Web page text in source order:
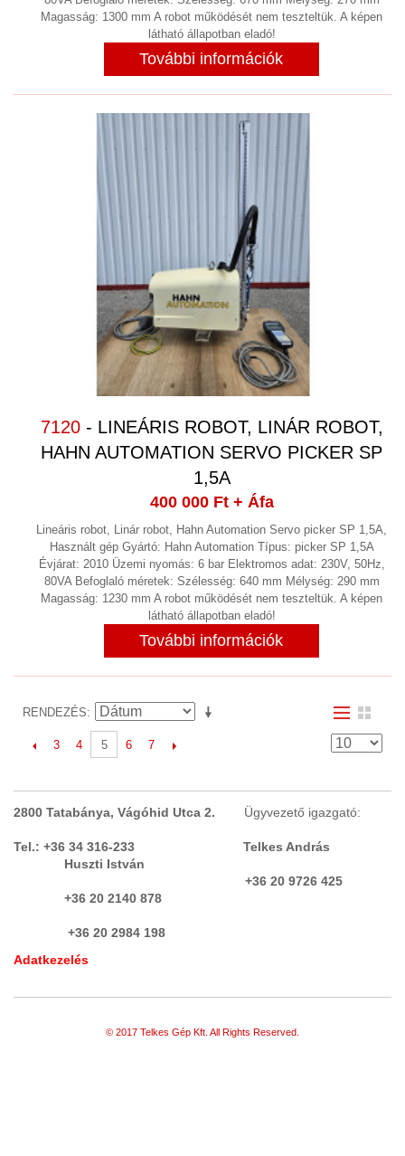
Magasság: 1300 mm A robot működését nem teszteltük. A képen
látható állapotban eladó!
További információk
7120- LINEÁRIS ROBOT, LINÁR ROBOT,
HAHN AUTOMATION SERVO PICKER SP
1,5A
400 000 Ft+ Áfa
Lineáris robot, Linár robot, Hahn Automation Servo picker SP 1,5A,
Használt gép Gyártó: Hahn Automation Típus: picker SP 1,5A
Évjárat: 2010 Üzemi nyomás: 6 bar Elektromos adat: 230V, 50Hz,
80VA Befoglaló méretek: Szélesség: 640 mm Mélység: 290 mm
Magasság: 1230 mm A robot működését nem teszteltük. A képen
látható állapotban eladó!
További információk
RENDEZÉS
3 4 5 6 7
2800 Tatabánya, Vágóhid Utca 2. Ügyvezető igazgató:
Tel.: +36 34 316-233 Telkes András
Huszti István
+36 20 9726 425
+36 20 2140 878
+36 20 2984 198
Adatkezelés
© 2017 Telkes Gép Kft. All Rights Reserved.